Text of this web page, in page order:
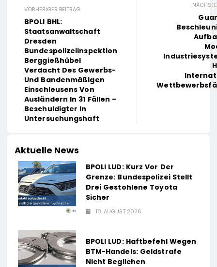
VORHERIGER BEITRAG
BPOLI BHL:
Staatsanwaltschaft
Dresden
Bundespolizeiinspektion
Berggießhübel
Verdacht Des Gewerbs-
Und Bandenmäßigen
Einschleusens Von
Ausländern In 31 Fällen –
Beschuldigter In
Untersuchungshaft
Aktuelle News
BPOLI LUD: Kurz Vor Der
Grenze: Bundespolizei Stellt
Drei Gestohlene Toyota
Sicher
10. AUGUST 2026
BPOLI LUD: Haftbefehl Wegen
BTM-Handels: Geldstrafe
Nicht Beglichen